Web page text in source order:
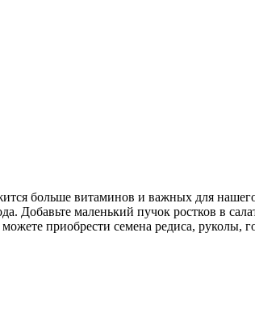
больше витаминов и важных для
Добавьте маленький пучок ростков в
приобрести семена редиса, руколы,